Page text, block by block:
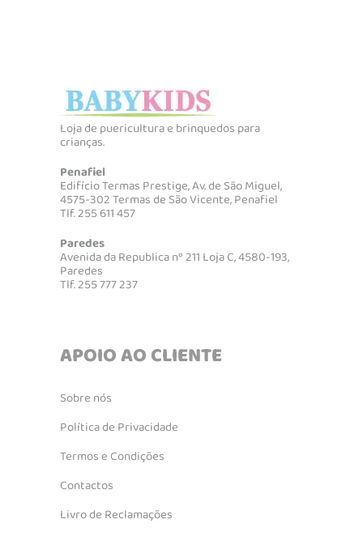
Loja de puericultura e brinquedos para
crianças.
Penafiel
Edifício Termas Prestige, Av. de São Miguel,
4575-302 Termas de São Vicente, Penafiel
Tlf. 255 611 457
Paredes
Avenida da Republica nº 211 Loja C, 4580-193,
Paredes
Tlf. 255 777 237
APOIO AO CLIENTE
Sobre nós
Política de Privacidade
Termos e Condições
Contactos
Livro de Reclamações